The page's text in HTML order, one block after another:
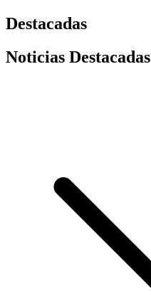
Destacadas
Noticias Destacadas